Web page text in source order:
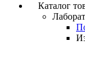
Каталог